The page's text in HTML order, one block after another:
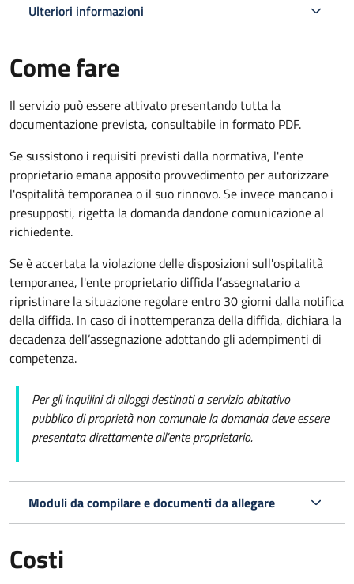
Ulteriori informazioni
Come fare
Il servizio può essere attivato presentando tutta la
documentazione prevista, consultabile in formato PDF.
Se sussistono i requisiti previsti dalla normativa, l'ente
proprietario emana apposito provvedimento per autorizzare
l'ospitalità temporanea o il suo rinnovo. Se invece mancano i
presupposti, rigetta la domanda dandone comunicazione al
richiedente.
Se è accertata la violazione delle disposizioni sull'ospitalità
temporanea, l'ente proprietario diffida l’assegnatario a
ripristinare la situazione regolare entro 30 giorni dalla notifica
della diffida. In caso di inottemperanza della diffida, dichiara la
decadenza dell’assegnazione adottando gli adempimenti di
competenza.
Per gli inquilini di alloggi destinati a servizio abitativo
pubblicodi proprietà non comunale la domanda deve essere
presentata direttamente all’ente proprietario.
Moduli da compilare e documenti da allegare
Costi